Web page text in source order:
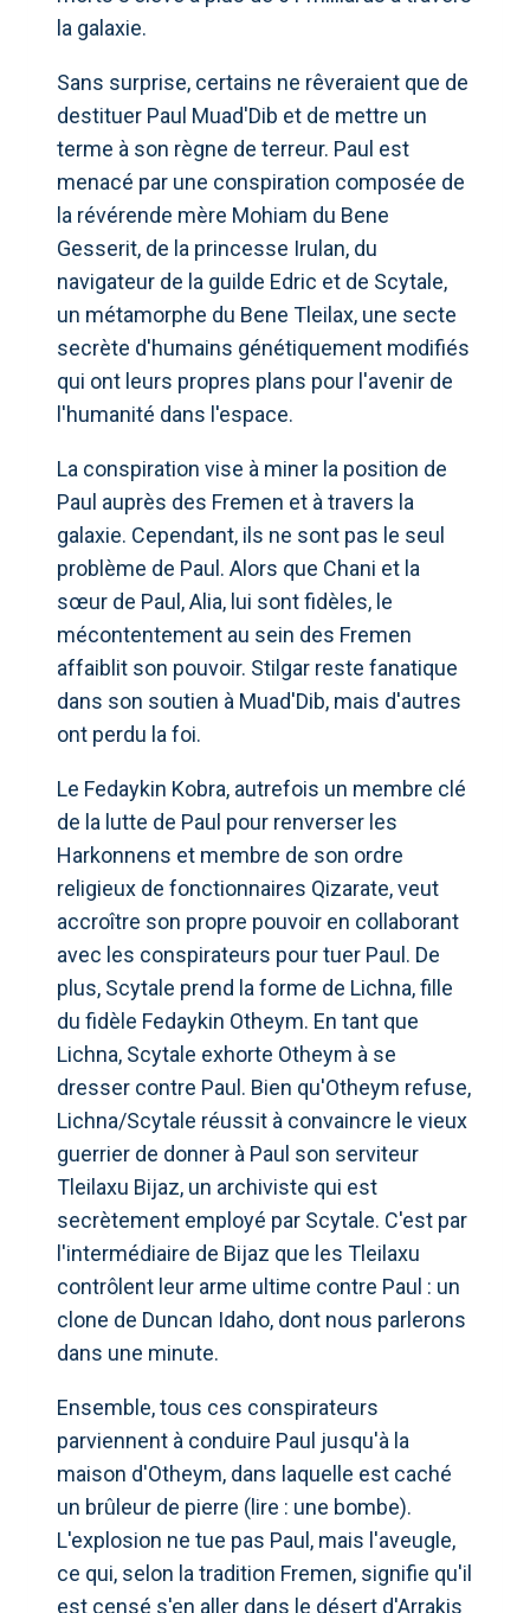
la galaxie.
Sans surprise, certains ne rêveraient que de
destituer Paul Muad'Dib et de mettre un
terme à son règne de terreur. Paul est
menacé par une conspiration composée de
la révérende mère Mohiam du Bene
Gesserit, de la princesse Irulan, du
navigateur de la guilde Edric et de Scytale,
un métamorphe du Bene Tleilax, une secte
secrète d'humains génétiquement modifiés
qui ont leurs propres plans pour l'avenir de
l'humanité dans l'espace.
La conspiration vise à miner la position de
Paul auprès des Fremen et à travers la
galaxie. Cependant, ils ne sont pas le seul
problème de Paul. Alors que Chani et la
sœur de Paul, Alia, lui sont fidèles, le
mécontentement au sein des Fremen
affaiblit son pouvoir. Stilgar reste fanatique
dans son soutien à Muad'Dib, mais d'autres
ont perdu la foi.
Le Fedaykin Kobra, autrefois un membre clé
de la lutte de Paul pour renverser les
Harkonnens et membre de son ordre
religieux de fonctionnaires Qizarate, veut
accroître son propre pouvoir en collaborant
avec les conspirateurs pour tuer Paul. De
plus, Scytale prend la forme de Lichna, fille
du fidèle Fedaykin Otheym. En tant que
Lichna, Scytale exhorte Otheym à se
dresser contre Paul. Bien qu'Otheym refuse,
Lichna/Scytale réussit à convaincre le vieux
guerrier de donner à Paul son serviteur
Tleilaxu Bijaz, un archiviste qui est
secrètement employé par Scytale. C'est par
l'intermédiaire de Bijaz que les Tleilaxu
contrôlent leur arme ultime contre Paul : un
clone de Duncan Idaho, dont nous parlerons
dans une minute.
Ensemble, tous ces conspirateurs
parviennent à conduire Paul jusqu'à la
maison d'Otheym, dans laquelle est caché
un brûleur de pierre (lire : une bombe).
L'explosion ne tue pas Paul, mais l'aveugle,
ce qui, selon la tradition Fremen, signifie qu'il
est censé s'en aller dans le désert d'Arrakis